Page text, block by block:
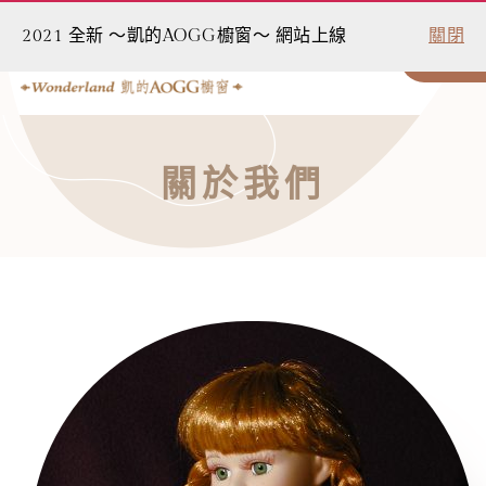
2021 全新 ～凱的AOGG櫥窗～ 網站上線 關閉
關於我們